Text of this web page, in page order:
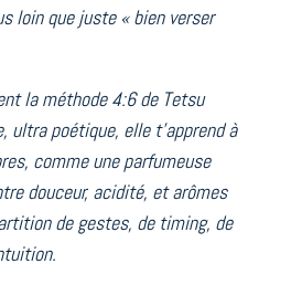
loin que juste « bien verser
la méthode 4:6 de Tetsu
ultra poétique, elle t’apprend à
comme une parfumeuse
douceur, acidité, et arômes
de gestes, de timing, de